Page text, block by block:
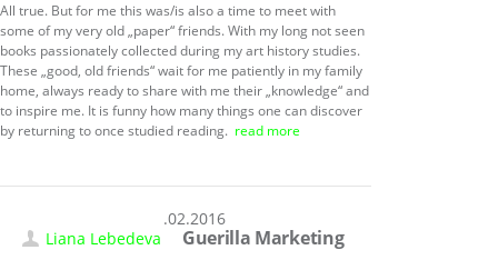
All true. But for me this was/is also a time to meet with
some of my very old „paper“ friends. With my long not seen
books passionately collected during my art history studies.
These „good, old friends“ wait for me patiently in my family
home, always ready to share with me their „knowledge“ and
to inspire me. It is funny how many things one can discover
by returning to once studied reading. read more
19.02.2016
Liana Lebedeva
Guerilla Marketing